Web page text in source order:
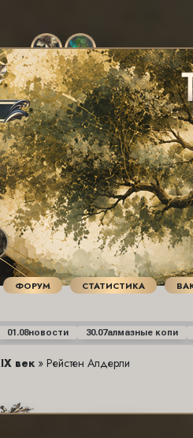
01.08новости 30.07алмазные копи
ФОРУМ СТАТИСТИКА
век » Рейстен Алдерли